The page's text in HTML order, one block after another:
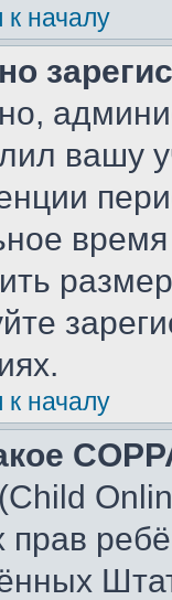
к началу
вашу
к началу
прав